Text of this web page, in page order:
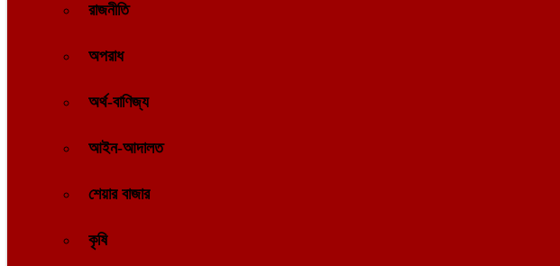
রাজনীতি
অপরাধ
অর্থ-বাণিজ্য
আইন-আদালত
শেয়ার বাজার
কৃষি